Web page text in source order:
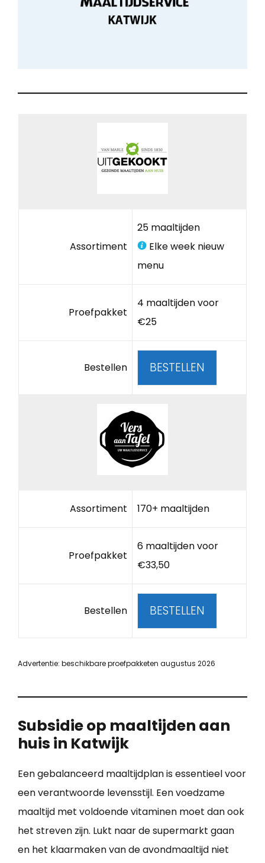
Assortiment
25 maaltijden
Elke week nieuw
menu
Proefpakket
4 maaltijden voor
€25
Bestellen BESTELLEN
Assortiment 170+ maaltijden
Proefpakket
6 maaltijden voor
€33,50
Bestellen BESTELLEN
Advertentie: beschikbare proefpakketen augustus 2026
Subsidie op maaltijden aan
huis in Katwijk
Een gebalanceerd maaltijdplan is essentieel voor
een verantwoorde levensstijl. Een voedzame
maaltijd met voldoende vitaminen moet dan ook
het streven zijn. Lukt naar de supermarkt gaan
en het klaarmaken van de avondmaaltijd niet